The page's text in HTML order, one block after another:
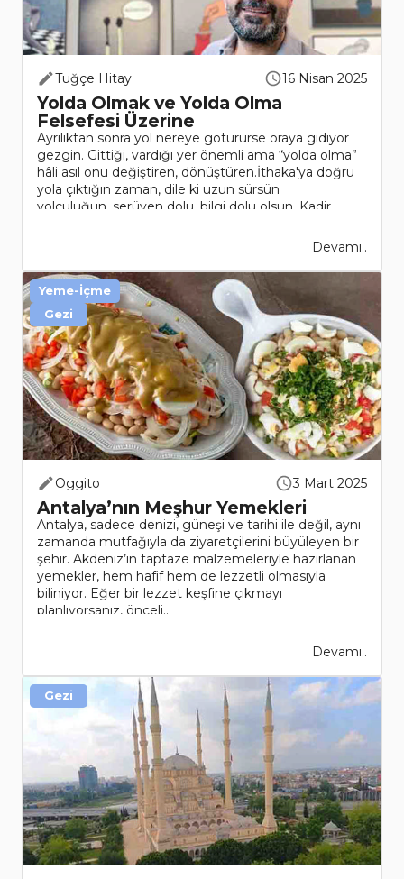
Tuğçe Hitay 16 Nisan 2025
Yolda Olmak ve Yolda Olma
Felsefesi Üzerine
Ayrılıktan sonra yol nereye götürürse oraya gidiyor
gezgin. Gittiği, vardığı yer önemli ama “yolda olma”
hâli asıl onu değiştiren, dönüştüren.İthaka'ya doğru
yola çıktığın zaman, dile ki uzun sürsün
yolculuğun, serüven dolu, bilgi dolu olsun. Kadir
Devamı..
Oggito 3 Mart 2025
Antalya’nın Meşhur Yemekleri
Antalya, sadece denizi, güneşi ve tarihi ile değil, aynı
zamanda mutfağıyla da ziyaretçilerini büyüleyen bir
şehir. Akdeniz’in taptaze malzemeleriyle hazırlanan
yemekler, hem hafif hem de lezzetli olmasıyla
biliniyor. Eğer bir lezzet keşfine çıkmayı
planlıyorsanız, önceli..
Devamı..
Yeme-İçme
Gezi
Gezi